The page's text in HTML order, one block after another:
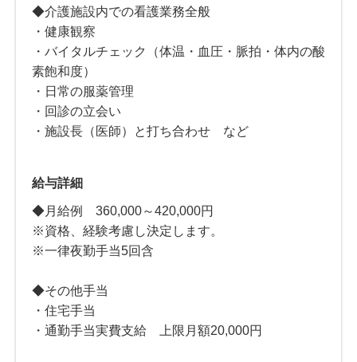
◆介護施設内での看護業務全般
・健康観察
・バイタルチェック（体温・血圧・脈拍・体内の酸
素飽和度）
・日常の服薬管理
・回診の立会い
・施設長（医師）と打ち合わせ など
給与詳細
◆月給例 360,000～420,000円
※資格、経験考慮し決定します。
※一律夜勤手当5回含
◆その他手当
・住宅手当
・通勤手当実費支給 上限月額20,000円